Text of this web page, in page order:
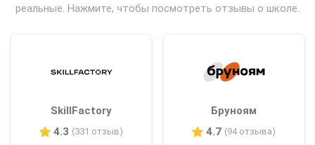
реальные. Нажмите, чтобы посмотреть отзывы о школе.
SkillFactory
4.3 (331 отзыв)
Бруноям
4.7 (94 отзыва)